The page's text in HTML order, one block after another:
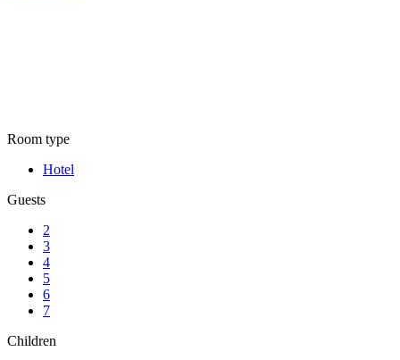
Room type
Hotel
Guests
2
3
4
5
6
7
Children